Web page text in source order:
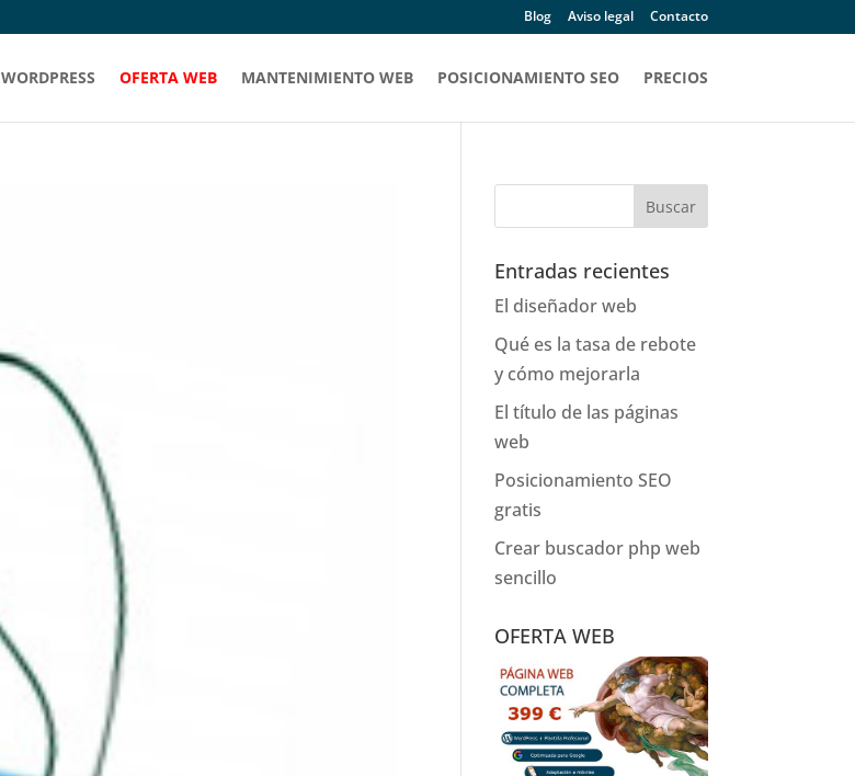
Blog Aviso legal Contacto
WORDPRESS OFERTA WEB MANTENIMIENTO WEB POSICIONAMIENTO SEO PRECIOS
Entradas recientes
El diseñador web
Qué es la tasa de rebote
y cómo mejorarla
El título de las páginas
web
Posicionamiento SEO
gratis
Crear buscador php web
sencillo
OFERTA WEB